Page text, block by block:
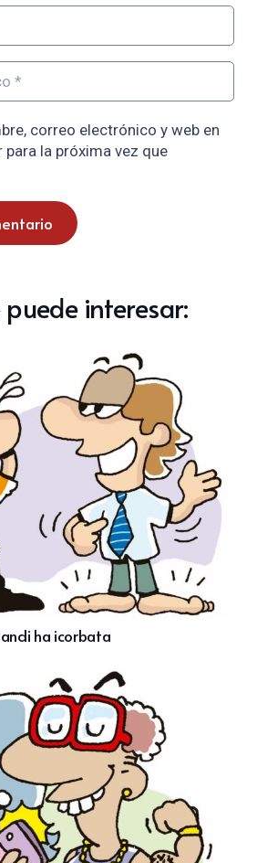
correo electrónico y web en
para la próxima vez que
interesar:
ha icorbata